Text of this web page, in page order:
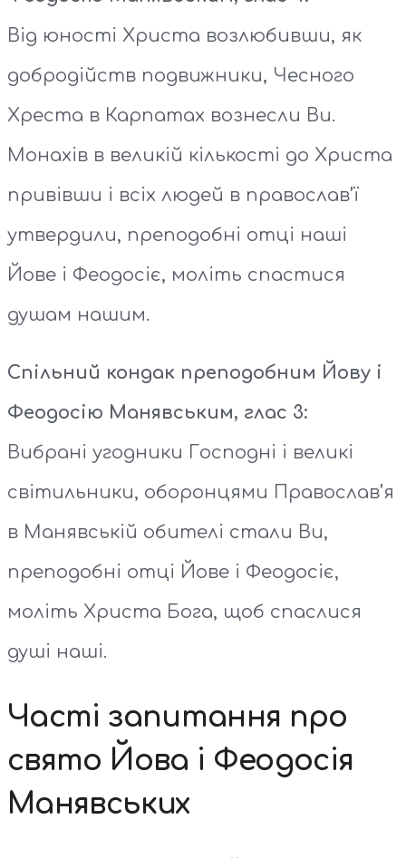
Від юності Христа возлюбивши, як
добродійств подвижники, Чесного
Хреста в Карпатах вознесли Ви.
Монахів в великій кількості до Христа
привівши і всіх людей в православ’ї
утвердили, преподобні отці наші
Йове і Феодосіє, моліть спастися
душам нашим.
Спільний кондак преподобним Йову і
Феодосію Манявським, глас 3:
Вибрані угодники Господні і великі
світильники, оборонцями Православ’я
в Манявській обителі стали Ви,
преподобні отці Йове і Феодосіє,
моліть Христа Бога, щоб спаслися
душі наші.
Часті запитання про
свято Йова і Феодосія
Манявських